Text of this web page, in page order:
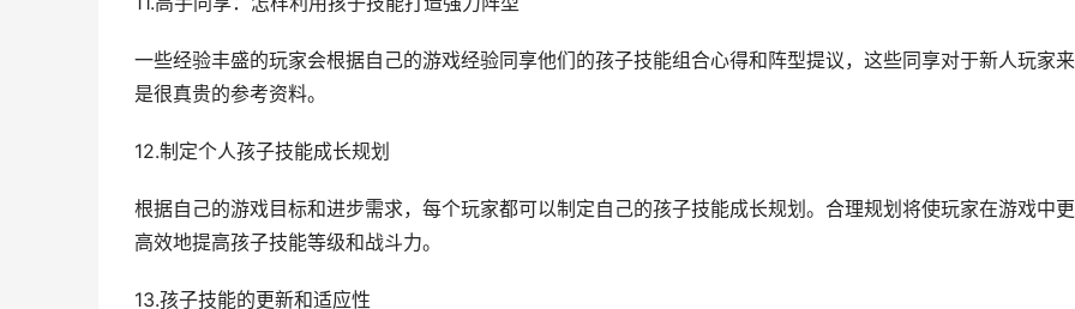
一些经验丰盛的玩家会根据自己的游戏经验同享他们的孩子技能组合心得和阵型提议，这些同享对于新人玩家
是很真贵的参考资料。
12.制定个人孩子技能成长规划
根据自己的游戏目标和进步需求，每个玩家都可以制定自己的孩子技能成长规划。合理规划将使玩家在游戏中
高效地提高孩子技能等级和战斗力。
13.孩子技能的更新和适应性